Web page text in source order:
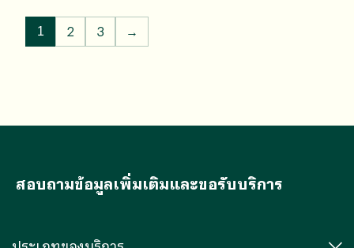
1 2 3 →
สอบถามข้อมูลเพิ่มเติมและขอรับบริการ